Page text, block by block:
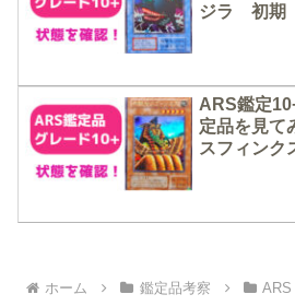
ジラ 初期
ARS鑑定
定品を見
スフィン
ホーム 鑑定品考察 ARS